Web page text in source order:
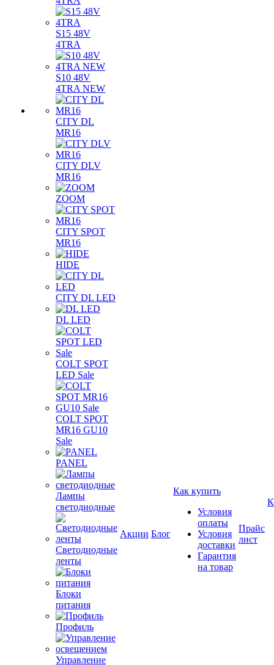
S15 48V
4TRA
S10 48V
4TRA NEW
CITY DL
MR16
CITY DLV
MR16
ZOOM
CITY SPOT
MR16
HIDE
CITY DL LED
DL LED
COLT SPOT
LED Sale
COLT SPOT
MR16 GU10
Sale
PANEL
Лампы
светодиодные
Светодиодные
ленты
Блоки
питания
Профиль
Управление
Акции Блог
Как купить
Условия
оплаты
Условия
доставки
Гарантия
на товар
Прайс
лист